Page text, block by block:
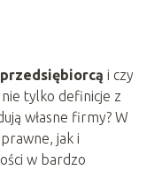
i czy
tylko definicje z
własne firmy? W
jak i
w bardzo